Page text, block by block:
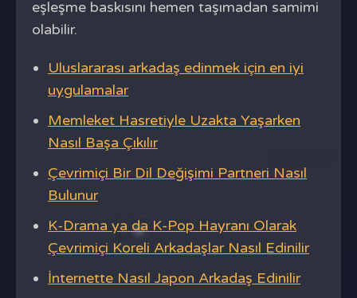
eşleşme baskısını hemen taşımadan samimi
olabilir.
Uluslararası arkadaş edinmek için en iyi
uygulamalar
Memleket Hasretiyle Uzakta Yaşarken
Nasıl Başa Çıkılır
Çevrimiçi Bir Dil Değişimi Partneri Nasıl
Bulunur
K-Drama ya da K-Pop Hayranı Olarak
Çevrimiçi Koreli Arkadaşlar Nasıl Edinilir
İnternette Nasıl Japon Arkadaş Edinilir